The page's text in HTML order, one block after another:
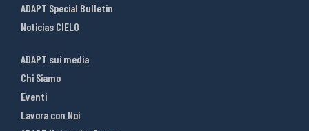
ADAPT Special Bulletin
Noticias CIELO
ADAPT sui media
Chi Siamo
Eventi
Lavora con Noi